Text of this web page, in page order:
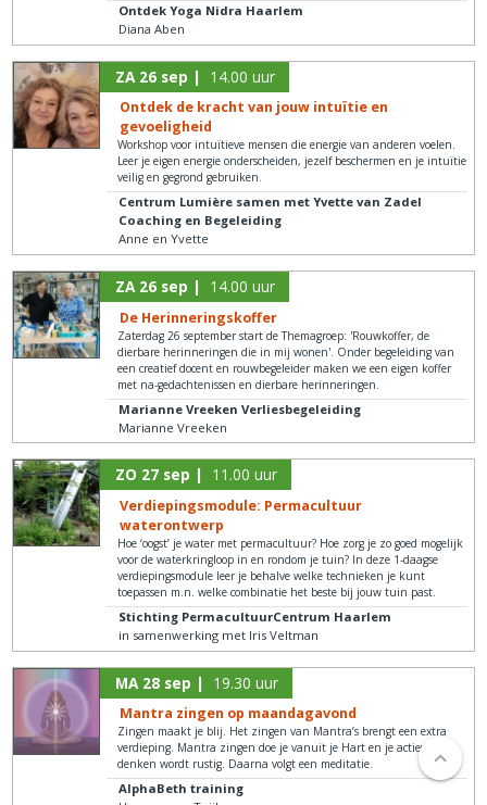
Ontdek Yoga Nidra Haarlem
Diana Aben
ZA 26 sep | 14.00 uur
Ontdek de kracht van jouw intuïtie en
gevoeligheid
Workshop voor intuïtieve mensen die energie van anderen voelen.
Leer je eigen energie onderscheiden, jezelf beschermen en je intuïtie
veilig en gegrond gebruiken.
Centrum Lumière samen met Yvette van Zadel
Coaching en Begeleiding
Anne en Yvette
ZA 26 sep | 14.00 uur
De Herinneringskoffer
Zaterdag 26 september start de Themagroep: 'Rouwkoffer, de
dierbare herinneringen die in mij wonen'. Onder begeleiding van
een creatief docent en rouwbegeleider maken we een eigen koffer
met na-gedachtenissen en dierbare herinneringen.
Marianne Vreeken Verliesbegeleiding
Marianne Vreeken
ZO 27 sep | 11.00 uur
Verdiepingsmodule: Permacultuur
waterontwerp
Hoe ‘oogst’ je water met permacultuur? Hoe zorg je zo goed mogelijk
voor de waterkringloop in en rondom je tuin? In deze 1-daagse
verdiepingsmodule leer je behalve welke technieken je kunt
toepassen m.n. welke combinatie het beste bij jouw tuin past.
Stichting PermacultuurCentrum Haarlem
in samenwerking met Iris Veltman
MA 28 sep | 19.30 uur
Mantra zingen op maandagavond
Zingen maakt je blij. Het zingen van Mantra’s brengt een extra
verdieping. Mantra zingen doe je vanuit je Hart en je actieve
denken wordt rustig. Daarna volgt een meditatie.
AlphaBeth training